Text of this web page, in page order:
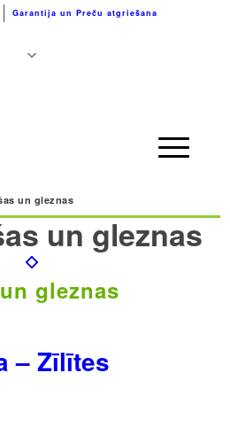
Garantija un Preču atgriešana
un gleznas
un gleznas
gleznas
– Zīlītes